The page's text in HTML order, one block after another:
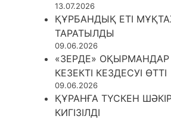
13.07.2026
ҚҰРБАНДЫҚ ЕТІ
ТАРАТЫЛДЫ
09.06.2026
«ЗЕРДЕ»
КЕЗЕКТІ КЕЗДЕСУІ ӨТТІ
09.06.2026
ҚҰРАНҒА ТҮСКЕН
КИГІЗІЛДІ